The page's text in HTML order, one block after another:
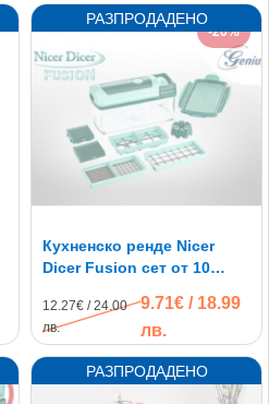
-20%
Кухненско ренде Nicer
Dicer Fusion сет от 10
12.27€ / 24.00
лв.
9.71€ / 18.99
лв.